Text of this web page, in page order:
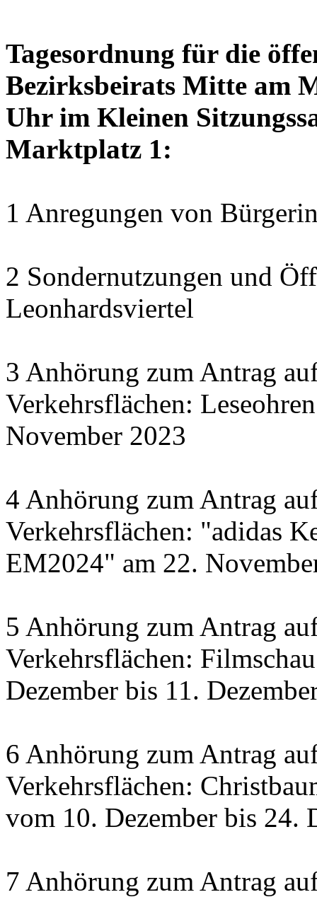
Tagesordnung für die
Bezirksbeirats Mitte am
Uhr im Kleinen
Marktplatz 1:
1 Anregungen von
2 Sondernutzungen und
Leonhardsviertel
3 Anhörung zum Antrag
Verkehrsflächen:
November 2023
4 Anhörung zum Antrag
Verkehrsflächen: "adidas
EM2024" am 22.
5 Anhörung zum Antrag
Verkehrsflächen:
Dezember bis 11.
6 Anhörung zum Antrag
Verkehrsflächen:
vom 10. Dezember bis 24.
7 Anhörung zum Antrag